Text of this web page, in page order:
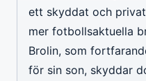
ett skyddat och
mer fotbollsaktuella
Brolin, som
för sin son, skyddar